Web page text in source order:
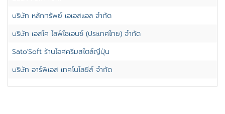
บริษัท หลักทรัพย์ เอเอสแอล จำกัด
บริษัท เอสโค ไลฟ์ไซเอนซ์ (ประเทศไทย) จำกัด
Sato'Soft ร้านไอศครีมสไตล์ญี่ปุ่น
บริษัท อาร์พีเอส เทคโนโลยีส์ จำกัด